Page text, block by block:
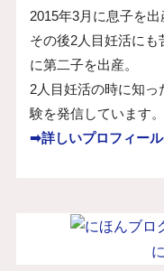
2015年3月に息子を出
その後2人目妊活に
に第二子を出産。
2人目妊活の時に知
験を発信しています。
➡詳しいプロフィール